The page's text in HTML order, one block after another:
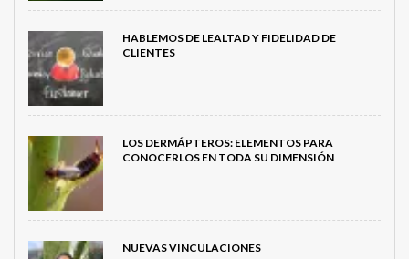
HABLEMOS DE LEALTAD Y FIDELIDAD DE
CLIENTES
LOS DERMÁPTEROS: ELEMENTOS PARA
CONOCERLOS EN TODA SU DIMENSIÓN
NUEVAS VINCULACIONES